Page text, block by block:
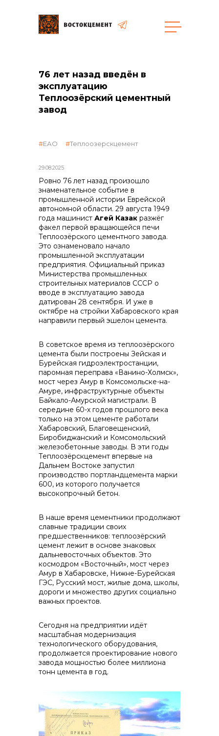
Закупки
общая информация
объявленные закупки
реализация неликвидов
контакты отдела закупок
+7 (423) 234 50 50
info@vostokcement.ru
76 лет назад введён в
эксплуатацию
Теплоозёрский цементный
завод
29.08.2025
ЕАО Теплоозерскцемент
Ровно 76 лет назад произошло
знаменательное событие в
промышленной истории Еврейской
автономной области. 29 августа 1949
года машинист Агей Казак разжёг
факел первой вращающейся печи
Теплоозёрского цементного завода.
Это ознаменовало начало
промышленной эксплуатации
предприятия. Официальный приказ
Министерства промышленных
строительных материалов СССР о
вводе в эксплуатацию завода
датирован 28 сентября. И уже в
октябре на стройки Хабаровского края
направили первый эшелон цемента.
В советское время из теплоозёрского
цемента были построены Зейская и
Бурейская гидроэлектростанции,
паромная переправа «Ванино-Холмск»,
мост через Амур в Комсомольске-на-
Амуре, инфраструктурные объекты
Байкало-Амурской магистрали. В
середине 60-х годов прошлого века
только на этом цементе работали
Хабаровский, Благовещенский,
Биробиджанский и Комсомольский
железобетонные заводы. В эти годы
Теплоозёрскцемент впервые на
Дальнем Востоке запустил
производство портландцемента марки
600, из которого получается
высокопрочный бетон.
В наше время цементники продолжают
славные традиции своих
предшественников: теплоозёрский
цемент лежит в основе знаковых
дальневосточных объектов. Это
космодром «Восточный», мост через
Амур в Хабаровске, Нижне-Бурейская
ГЭС, Русский мост, жилые дома, школы,
дороги и множество других социально
важных проектов.
Сегодня на предприятии идёт
масштабная модернизация
технологического оборудования,
продолжается проектирование нового
завода мощностью более миллиона
тонн цемента в год.